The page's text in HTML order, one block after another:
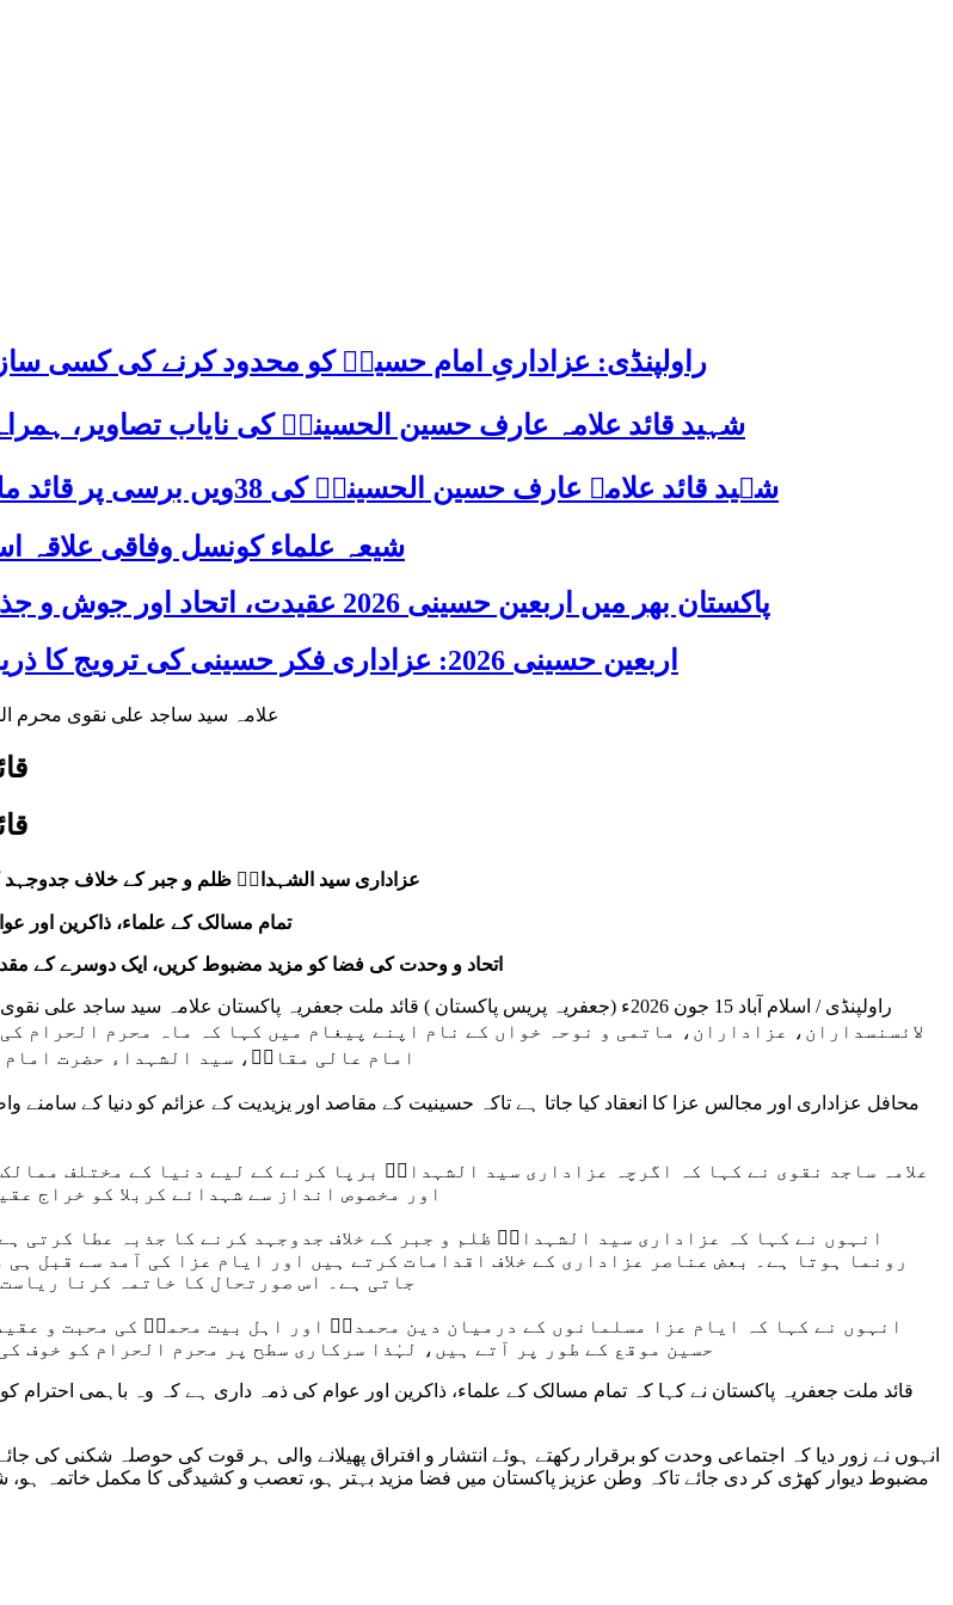
راولپنڈی: عزاداریِ امام حسینؑ کو محدود کرنے کی کسی
شہید قائد علامہ عارف حسین الحسینیؒ کی نایاب تصاویر،
شہید قائد علامہ عارف حسین الحسینیؒ کی 38ویں برسی پر قائد ملت جعفریہ پاکستان علامہ ساجد علی نقوی کا اہم پیغام
شیعہ علماء کونسل وفاقی
پاکستان بھر میں اربعین حسینی 2026 عقیدت، اتحاد اور جوش و جذبے کے ساتھ منایا گیا، لاکھوں عزادار جلوسوں میں شریک
اربعین حسینی 2026: عزاداری فکر حسینی کی ترویج کا ذریعہ ہے، قائد ملت جعفریہ آیت اللہ سید ساجد علی نقوی
عزاداری سید الشہداءؑ ظلم و جبر کے خلاف جدوجہد
تمام مسالک کے علماء، ذاکرین اور
اتحاد و وحدت کی فضا کو مزید مضبوط کریں، ایک دوسرے کے
لائسنسداران، عزاداران، ماتمی و نوحہ خواں کے نام اپنے پیغام میں کہا کہ ماہ محرم الحرام
امام عالی مقامؑ، سید الشہداء حضرت امام
محافل عزاداری اور مجالس عزا کا انعقاد کیا جاتا ہے تاکہ حسینیت کے مقاصد اور یزیدیت کے عزائم کو دنیا کے
علامہ ساجد نقوی نے کہا کہ اگرچہ عزاداری سید الشہداءؑ برپا کرنے کے لیے دنیا کے مختلف
اور مخصوص انداز سے شہدائے کربلا کو خراج
انہوں نے کہا کہ عزاداری سید الشہداءؑ ظلم و جبر کے خلاف جدوجہد کرنے کا جذبہ عطا کرتی
رونما ہوتا ہے۔ بعض عناصر عزاداری کے خلاف اقدامات کرتے ہیں اور ایام عزا کی آمد سے قبل
جاتی ہے۔ اس صورتحال کا خاتمہ کرنا
انہوں نے کہا کہ ایام عزا مسلمانوں کے درمیان دین محمدیؐ اور اہل بیت محمدؐ کی محبت و
حسین موقع کے طور پر آتے ہیں، لہٰذا سرکاری سطح پر محرم الحرام کو خوف
قائد ملت جعفریہ پاکستان نے کہا کہ تمام مسالک کے علماء، ذاکرین اور عوام کی ذمہ داری ہے کہ وہ باہمی
انہوں نے زور دیا کہ اجتماعی وحدت کو برقرار رکھتے ہوئے انتشار و افتراق پھیلانے والی ہر قوت کی حوصلہ شکنی کی
مضبوط دیوار کھڑی کر دی جائے تاکہ وطن عزیز پاکستان میں فضا مزید بہتر ہو، تعصب و کشیدگی کا مکمل خاتمہ